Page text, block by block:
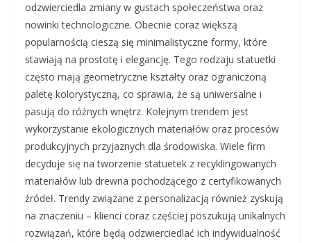
odzwierciedla zmiany w gustach społeczeństwa oraz
nowinki technologiczne. Obecnie coraz większą
popularnością cieszą się minimalistyczne formy, które
stawiają na prostotę i elegancję. Tego rodzaju statuetki
często mają geometryczne kształty oraz ograniczoną
paletę kolorystyczną, co sprawia, że są uniwersalne i
pasują do różnych wnętrz. Kolejnym trendem jest
wykorzystanie ekologicznych materiałów oraz procesów
produkcyjnych przyjaznych dla środowiska. Wiele firm
decyduje się na tworzenie statuetek z recyklingowanych
materiałów lub drewna pochodzącego z certyfikowanych
źródeł. Trendy związane z personalizacją również zyskują
na znaczeniu – klienci coraz częściej poszukują unikalnych
rozwiązań, które będą odzwierciedlać ich indywidualność